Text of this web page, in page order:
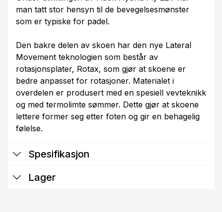
man tatt stor hensyn til de bevegelsesmønster
som er typiske for padel.
Den bakre delen av skoen har den nye Lateral
Movement teknologien som består av
rotasjonsplater, Rotax, som gjør at skoene er
bedre anpasset for rotasjoner. Materialet i
overdelen er produsert med en spesiell vevteknikk
og med termolimte sømmer. Dette gjør at skoene
lettere former seg etter foten og gir en behagelig
følelse.
Spesifikasjon
Lager